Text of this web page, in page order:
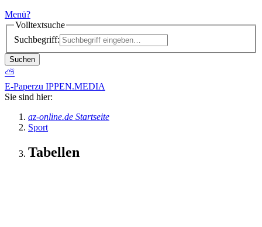
Menü?
Volltextsuche
Suchbegriff:
Suchen
⛅
E-Paperzu IPPEN.MEDIA
Sie sind hier:
az-online.de Startseite
Sport
Tabellen